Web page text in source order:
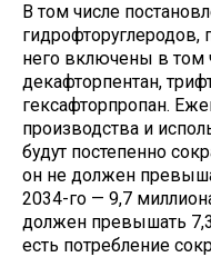
В том числе
него включены в том
декафторпентан,
гексафторпропан.
производства и
будут постепенно
он не должен
2034-го — 9,7
должен превышать
есть потребление